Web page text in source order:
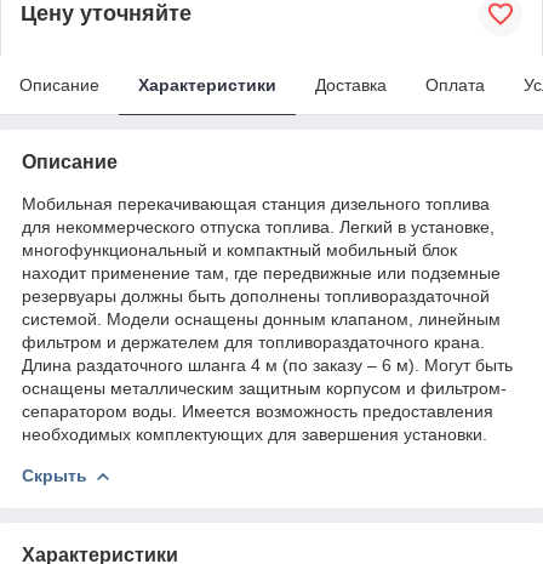
Цену уточняйте
Описание Характеристики Доставка Оплата
Описание
Мобильная перекачивающая станция дизельного топлива
для некоммерческого отпуска топлива. Легкий в установке,
многофункциональный и компактный мобильный блок
находит применение там, где передвижные или подземные
резервуары должны быть дополнены топливораздаточной
системой. Модели оснащены донным клапаном, линейным
фильтром и держателем для топливораздаточного крана.
Длина раздаточного шланга 4 м (по заказу – 6 м). Могут быть
оснащены металлическим защитным корпусом и фильтром-
сепаратором воды. Имеется возможность предоставления
необходимых комплектующих для завершения установки.
Скрыть
Характеристики